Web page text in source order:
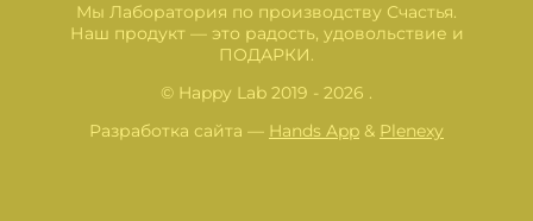
Мы Лаборатория по производству Счастья.
Наш продукт — это радость, удовольствие и
ПОДАРКИ.
© Happy Lab 2019 - 2026 .
Разработка сайта — Hands App & Plenexy